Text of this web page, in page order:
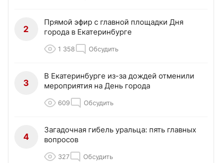
2
Прямой эфир с главной площадки Дня
города в Екатеринбурге
1 358 Обсудить
3
В Екатеринбурге из-за дождей отменили
мероприятия на День города
609 Обсудить
4
Загадочная гибель уральца: пять главных
вопросов
327 Обсудить